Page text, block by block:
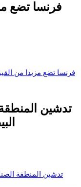
فرنسا تضع
تدشين المنطقة